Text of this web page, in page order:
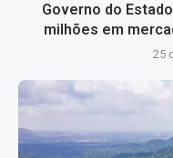
Governo do
milhões em
25